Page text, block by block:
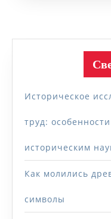
Историческое
труд:
историческим
Как молились
символы